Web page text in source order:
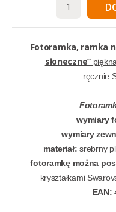
Fotoramka, ramka
słoneczne”
ręcznie
wymiary
wymiary
materiał: srebrny
fotoramkę można
kryształkami
EAN: